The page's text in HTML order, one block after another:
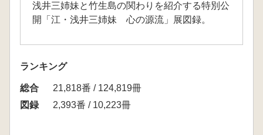
浅井三姉妹と竹生島の関わりを紹介する特別公
開「江・浅井三姉妹 心の源流」展図録。
ランキング
総合
21,818番 / 124,819冊
図録
2,393番 / 10,223冊